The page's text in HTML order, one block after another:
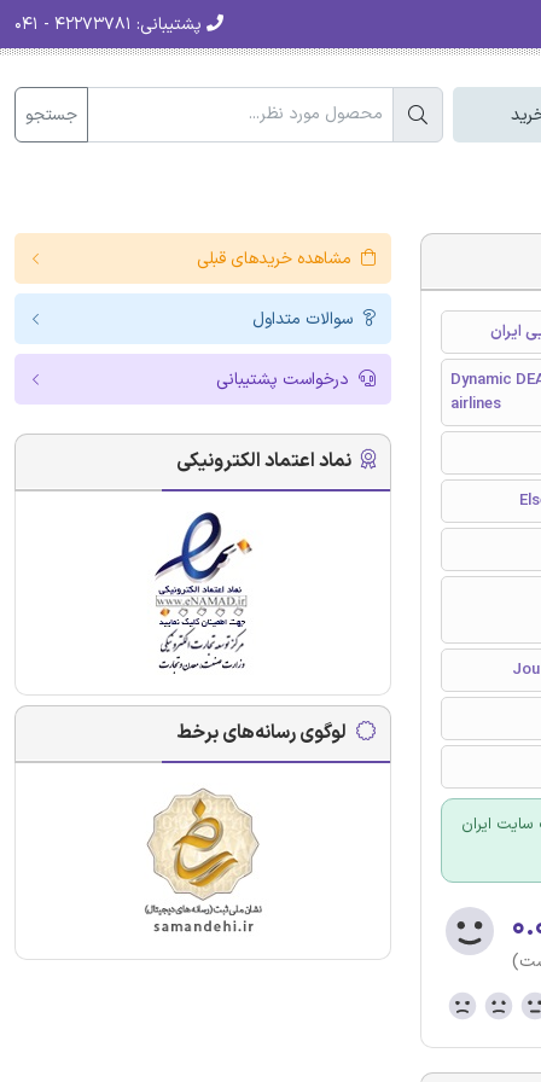
پشتیبانی:
جستجو
Dynamic
airlines
ایران
مشاهده خریدهای قبلی
سوالات متداول
درخواست پشتیبانی
نماد اعتماد الکترونیکی
لوگوی رسانه‌های برخط